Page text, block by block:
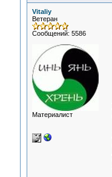
Vitaliy
Ветеран
Сообщений: 5586
Материалист